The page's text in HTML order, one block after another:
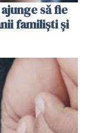
să fie
familiști și